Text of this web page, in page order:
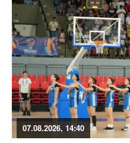
07.08.2026, 14:40